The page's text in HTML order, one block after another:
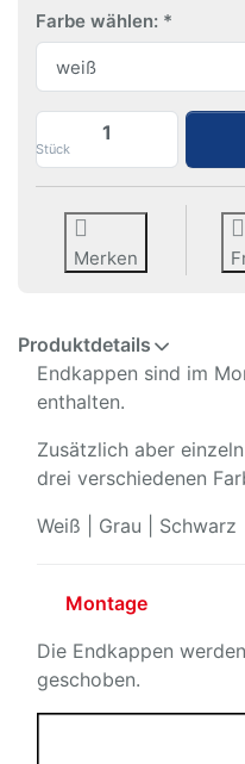
Farbe wählen:
Stück
Merken
Produktdetails
Endkappen sind im
enthalten.
Zusätzlich aber
drei verschiedenen
Weiß | Grau | Schwarz
Montage
Die Endkappen
geschoben.